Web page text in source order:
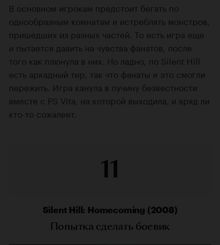
В основном игрокам предстоит бегать по
однообразным комнатам и истреблять монстров,
пришедших из разных частей. То есть игра еще
и пытается давить на чувства фанатов, после
того как плюнула в них. Но ладно, по Silent Hill
есть аркадный тир, так что фанаты и это смогли
пережить. Игра канула в пучину безвестности
вместе с PS Vita, на которой выходила, и вряд ли
кто-то сожалеет.
11
Silent Hill: Homecoming (2008)
Попытка сделать боевик